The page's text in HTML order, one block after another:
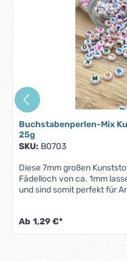
Buchstabenperlen-Mix
25g
SKU: B0703
Diese 7mm großen
Fädelloch von ca. 1mm
und sind somit perfekt für
für starken Kontrast und
sorgt.Buchstabenperlen-
Ab 1,29 €*